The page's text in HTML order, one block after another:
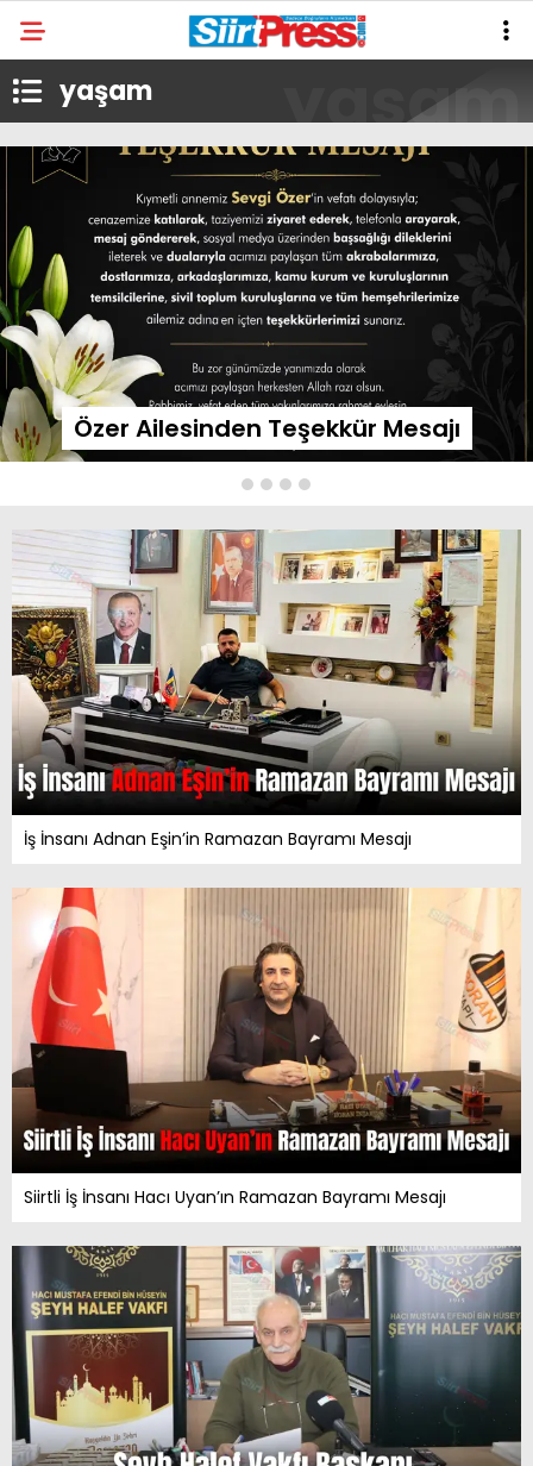
yaşam
Özer Ailesinden Teşekkür Mesajı
İş İnsanı Adnan Eşin’in Ramazan Bayramı Mesajı
Siirtli İş İnsanı Hacı Uyan’ın Ramazan Bayramı Mesajı